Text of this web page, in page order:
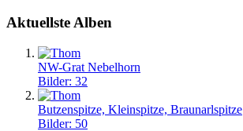
Aktuellste Alben
NW-Grat Nebelhorn
Bilder: 32
Butzenspitze, Kleinspitze, Braunarlspitze
Bilder: 50